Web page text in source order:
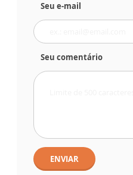
Seu e-mail
Seu comentário
ENVIAR